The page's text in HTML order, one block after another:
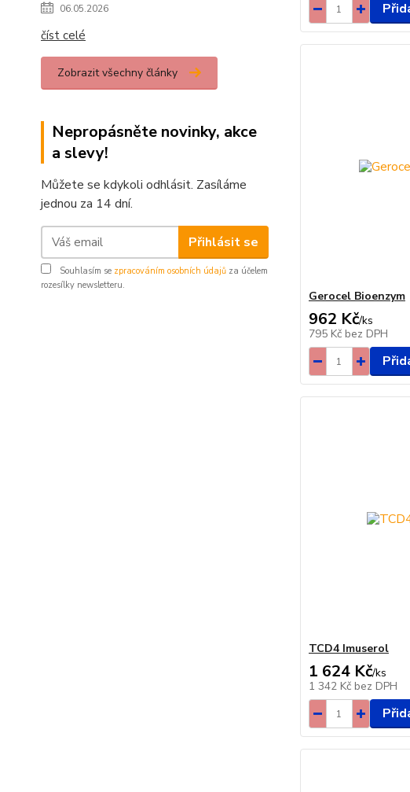
06.05.2026
číst celé
Zobrazit všechny články
Nepropásněte novinky, akce
a slevy!
Můžete se kdykoli odhlásit. Zasíláme
jednou za 14 dní.
Přihlásit se
Souhlasím se zpracováním osobních údajů za účelem
rozesílky newsletteru.
Gerocel Bioenzym
962 Kč/ks
795 Kč bez DPH
TCD4 Imuserol
1 624 Kč/ks
1 342 Kč bez DPH